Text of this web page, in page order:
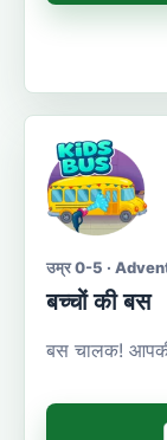
उम्र 0-5 ·
बच्चों की बस
बस चालक! आपकी